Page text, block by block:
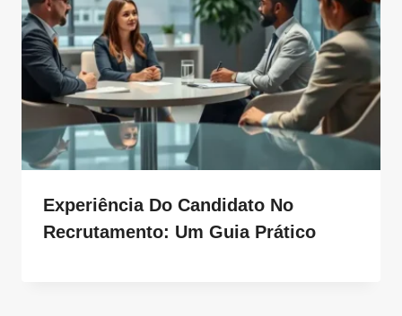
Experiência Do Candidato No
Recrutamento: Um Guia Prático